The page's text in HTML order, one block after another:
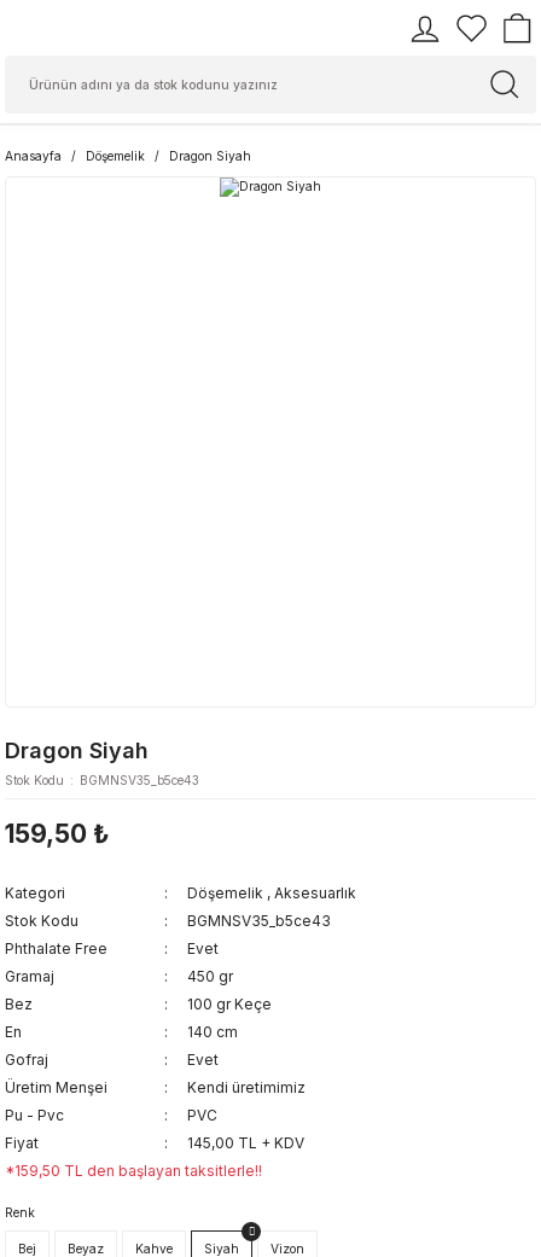
Anasayfa Döşemelik Dragon Siyah
Dragon Siyah
Stok Kodu BGMNSV35_b5ce43
159,50 ₺
Kategori Döşemelik , Aksesuarlık
Stok Kodu
BGMNSV35_b5ce43
Phthalate Free
Evet
Gramaj
450 gr
Bez
100 gr Keçe
En
140 cm
Gofraj
Evet
Üretim Menşei
Kendi üretimimiz
Pu - Pvc
PVC
Fiyat
145,00 TL + KDV
*159,50 TL den başlayan taksitlerle!!
Renk
Bej Beyaz Kahve Siyah Vizon